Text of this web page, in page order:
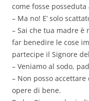
come fosse
– Ma no! E’ solo
– Sai che tua madre
far benedire le cose
partecipe il Signore
– Veniamo al sodo,
– Non posso
opere di bene.